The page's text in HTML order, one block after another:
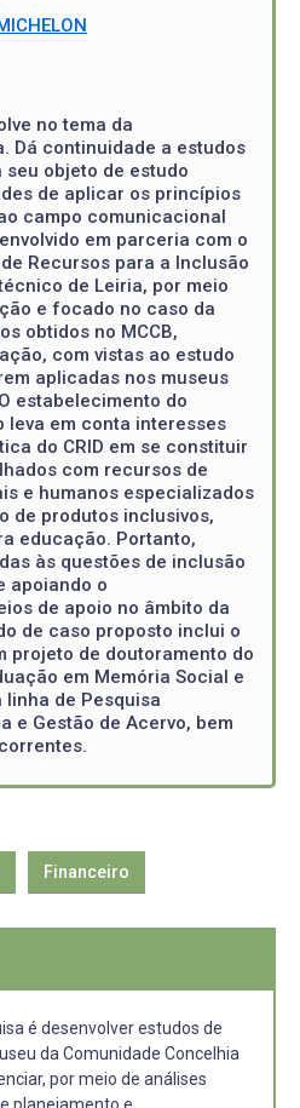
no tema da
Dá continuidade a estudos
objeto de estudo
de aplicar os princípios
campo comunicacional
em parceria com o
Recursos para a Inclusão
de Leiria, por meio
e focado no caso da
obtidos no MCCB,
com vistas ao estudo
aplicadas nos museus
estabelecimento do
leva em conta interesses
do CRID em se constituir
com recursos de
e humanos especializados
de produtos inclusivos,
educação. Portanto,
às questões de inclusão
apoiando o
de apoio no âmbito da
de caso proposto inclui o
projeto de doutoramento do
em Memória Social e
linha de Pesquisa
e Gestão de Acervo, bem
Financeiro
é desenvolver estudos de
da Comunidade Concelhia
por meio de análises